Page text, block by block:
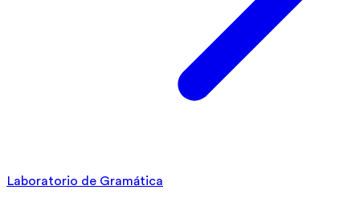
Laboratorio de Gramática